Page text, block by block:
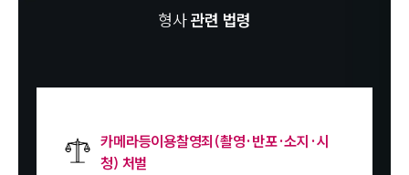
형사관련 법령
카메라등이용찰영죄(촬영·반포·소지·시
청) 처벌